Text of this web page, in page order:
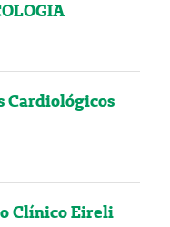
Cardiológicos
Clínico Eireli